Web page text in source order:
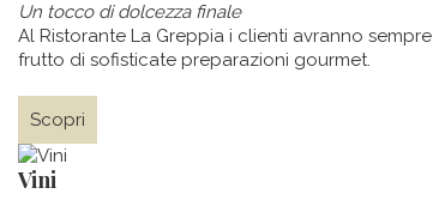
Un tocco di dolcezza finale
Al Ristorante La Greppia i clienti avranno
frutto di sofisticate preparazioni gourmet.
Scopri
Vini